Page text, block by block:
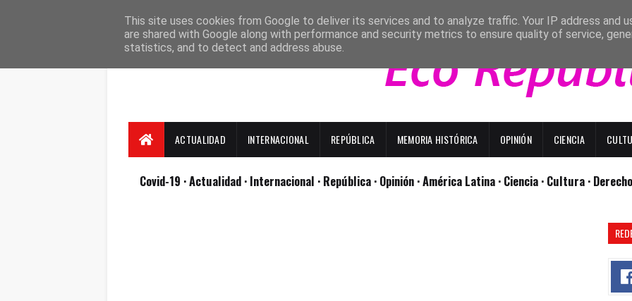
ACTUALIDAD INTERNACIONAL REPÚBLICA MEMORIA HISTÓRICA OPINIÓN CIENCIA
Covid-19 · Actualidad · Internacional · República · Opinión · América Latina · Ciencia · Cultura ·
This site uses cookies from Google to deliver its services and to analyze traffic. Your IP address and
are shared with Google along with performance and security metrics to ensure quality of service,
statistics, and to detect and address abuse.